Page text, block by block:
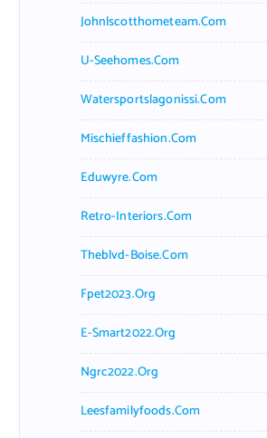
Johnlscotthometeam.com
U-Seehomes.com
Watersportslagonissi.com
Mischieffashion.com
Eduwyre.com
Retro-Interiors.com
Theblvd-Boise.com
Fpet2023.org
E-Smart2022.org
Ngrc2022.org
Leesfamilyfoods.com